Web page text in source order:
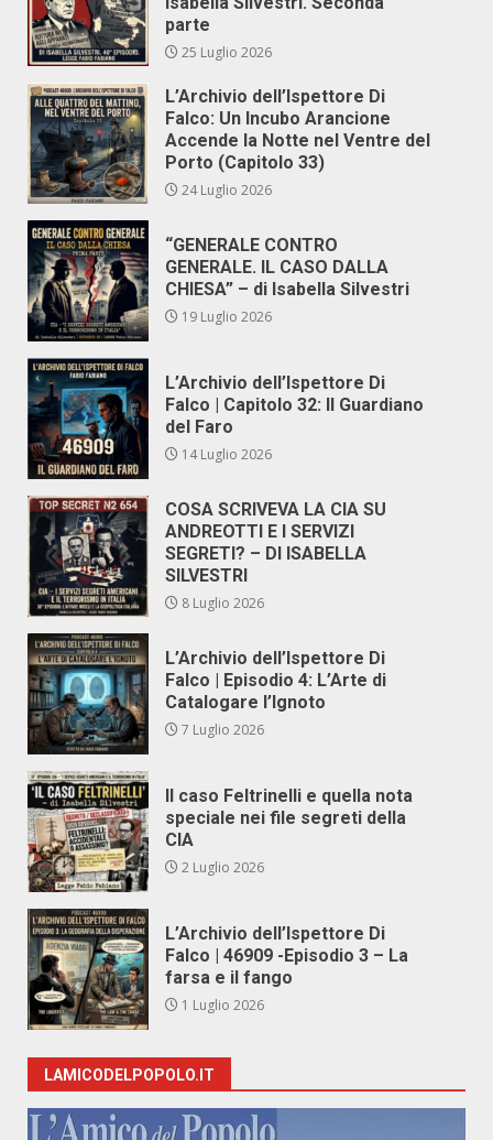
parte
25 Luglio 2026
L’Archivio dell’Ispettore Di
Falco: Un Incubo Arancione
Accende la Notte nel Ventre del
Porto (Capitolo 33)
24 Luglio 2026
“GENERALE CONTRO
GENERALE. IL CASO DALLA
CHIESA” – di Isabella Silvestri
19 Luglio 2026
L’Archivio dell’Ispettore Di
Falco | Capitolo 32: Il Guardiano
del Faro
14 Luglio 2026
COSA SCRIVEVA LA CIA SU
ANDREOTTI E I SERVIZI
SEGRETI? – DI ISABELLA
SILVESTRI
8 Luglio 2026
L’Archivio dell’Ispettore Di
Falco | Episodio 4: L’Arte di
Catalogare l’Ignoto
7 Luglio 2026
Il caso Feltrinelli e quella nota
speciale nei file segreti della
CIA
2 Luglio 2026
L’Archivio dell’Ispettore Di
Falco | 46909 -Episodio 3 – La
farsa e il fango
1 Luglio 2026
LAMICODELPOPOLO.IT